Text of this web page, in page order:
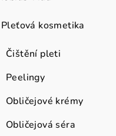
Pleťová kosmetika
Čištění pleti
Peelingy
Obličejové krémy
Obličejová séra